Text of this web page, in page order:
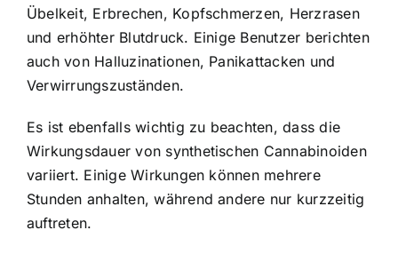
Übelkeit, Erbrechen, Kopfschmerzen, Herzrasen
und erhöhter Blutdruck. Einige Benutzer berichten
auch von Halluzinationen, Panikattacken und
Verwirrungszuständen.
Es ist ebenfalls wichtig zu beachten, dass die
Wirkungsdauer von synthetischen Cannabinoiden
variiert. Einige Wirkungen können mehrere
Stunden anhalten, während andere nur kurzzeitig
auftreten.